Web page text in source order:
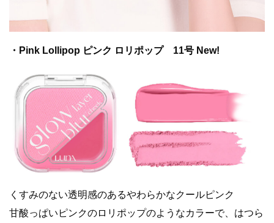
・Pink Lollipop ピンク ロリポップ 11号 New!
くすみのない透明感のあるやわらかなクールピンク
甘酸っぱいピンクのロリポップのようなカラーで、はつら